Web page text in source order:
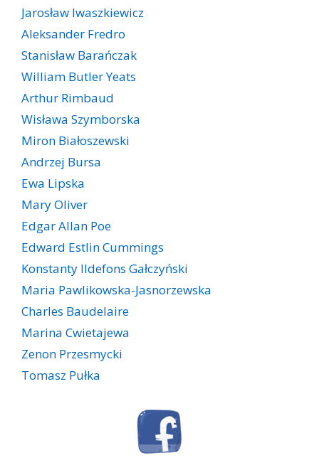
Jarosław Iwaszkiewicz
Aleksander Fredro
Stanisław Barańczak
William Butler Yeats
Arthur Rimbaud
Wisława Szymborska
Miron Białoszewski
Andrzej Bursa
Ewa Lipska
Mary Oliver
Edgar Allan Poe
Edward Estlin Cummings
Konstanty Ildefons Gałczyński
Maria Pawlikowska-Jasnorzewska
Charles Baudelaire
Marina Cwietajewa
Zenon Przesmycki
Tomasz Pułka